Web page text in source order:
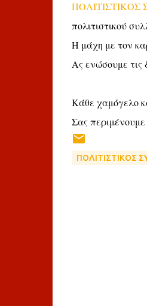
πολιτιστικού
Η μάχη με τον
Ας ενώσουμε τις
Κάθε χαμόγελο
Σας περιμένουμε
ΠΟΛΙΤΙΣΤΙΚΟΣ